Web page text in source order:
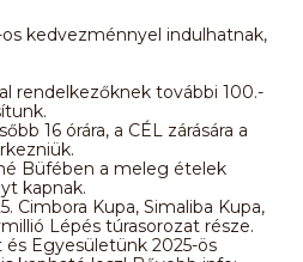
kedvezménnyel indulhatnak,
rendelkezőknek további 100.-
16 órára, a CÉL zárására a
Büfében a meleg ételek
kapnak.
Cimbora Kupa, Simaliba Kupa,
Lépés túrasorozat része.
és Egyesületünk 2025-ös